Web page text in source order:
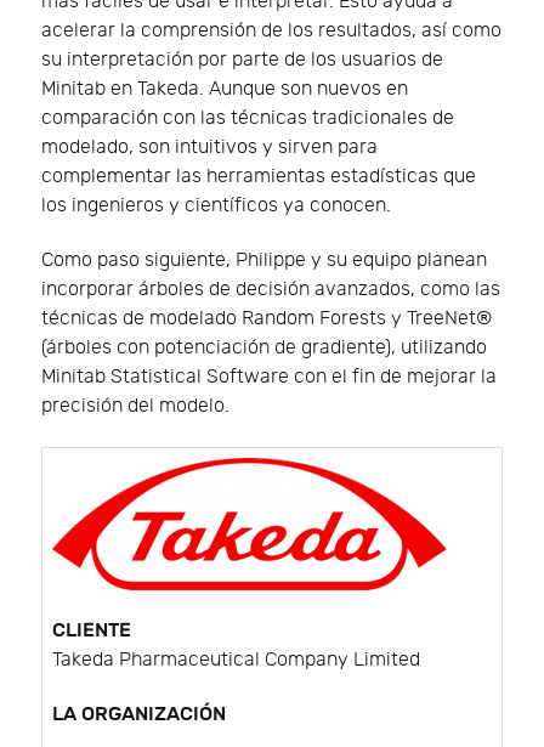
acelerar la comprensión de los resultados, así como
su interpretación por parte de los usuarios de
Minitab en Takeda. Aunque son nuevos en
comparación con las técnicas tradicionales de
modelado, son intuitivos y sirven para
complementar las herramientas estadísticas que
los ingenieros y científicos ya conocen.
Como paso siguiente, Philippe y su equipo planean
incorporar árboles de decisión avanzados, como las
técnicas de modelado Random Forests y TreeNet®
(árboles con potenciación de gradiente), utilizando
Minitab Statistical Software con el fin de mejorar la
precisión del modelo.
CLIENTE
Takeda Pharmaceutical Company Limited
LA ORGANIZACIÓN